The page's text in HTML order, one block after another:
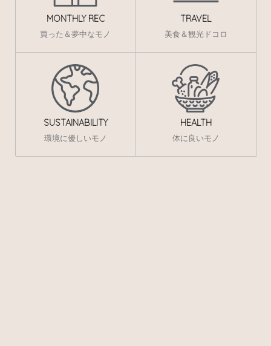
MONTHLY REC
買った＆夢中なモノ
TRAVEL
美食＆観光ドコロ
SUSTAINABILITY
環境に優しいモノ
HEALTH
体に良いモノ